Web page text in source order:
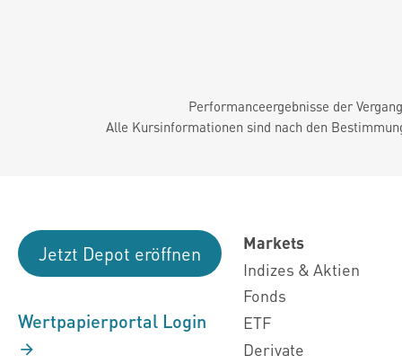
Performanceergebnisse der
Alle Kursinformationen sind nach den
Jetzt Depot eröffnen
Wertpapierportal Login
Markets
Indizes & Aktien
Fonds
ETF
Derivate